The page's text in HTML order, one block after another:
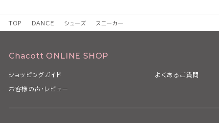
TOP DANCE シューズ スニーカー
Chacott ONLINE SHOP
ショッピングガイド よくあるご質問
お客様の声・レビュー